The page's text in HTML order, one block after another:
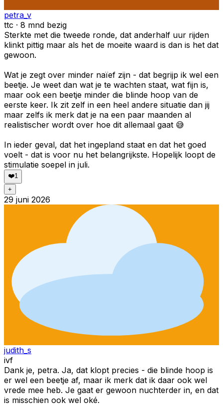
petra_v
ttc · 8 mnd bezig
Sterkte met die tweede ronde, dat anderhalf uur rijden
klinkt pittig maar als het de moeite waard is dan is het dat
gewoon.
Wat je zegt over minder naïef zijn - dat begrijp ik wel een
beetje. Je weet dan wat je te wachten staat, wat fijn is,
maar ook een beetje minder die blinde hoop van de
eerste keer. Ik zit zelf in een heel andere situatie dan jij
maar zelfs ik merk dat je na een paar maanden al
realistischer wordt over hoe dit allemaal gaat 😅
In ieder geval, dat het ingepland staat en dat het goed
voelt - dat is voor nu het belangrijkste. Hopelijk loopt de
stimulatie soepel in juli.
❤️1
+
29 juni 2026
judith_s
ivf
Dank je, petra. Ja, dat klopt precies - die blinde hoop is
er wel een beetje af, maar ik merk dat ik daar ook wel
vrede mee heb. Je gaat er gewoon nuchterder in, en dat
is misschien ook wel oké.